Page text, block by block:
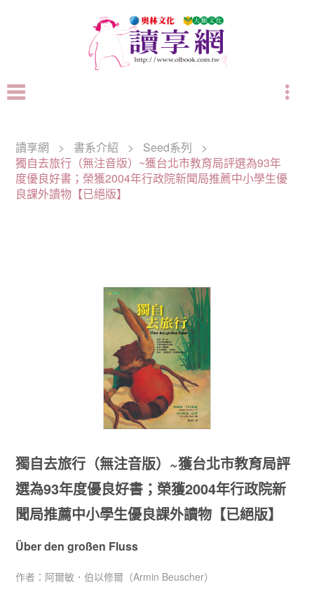
讀享網 > 書系介紹 > Seed系列
>
獨自去旅行（無注音版）~獲台北市教育局評選為93年
度優良好書；榮獲2004年行政院新聞局推薦中小學生優
良課外讀物【已絕版】
獨自去旅行（無注音版）~獲台北市教育局評
選為93年度優良好書；榮獲2004年行政院新
聞局推薦中小學生優良課外讀物【已絕版】
Über den großen Fluss
作者： 阿爾敏．伯以修爾（Armin Beuscher）